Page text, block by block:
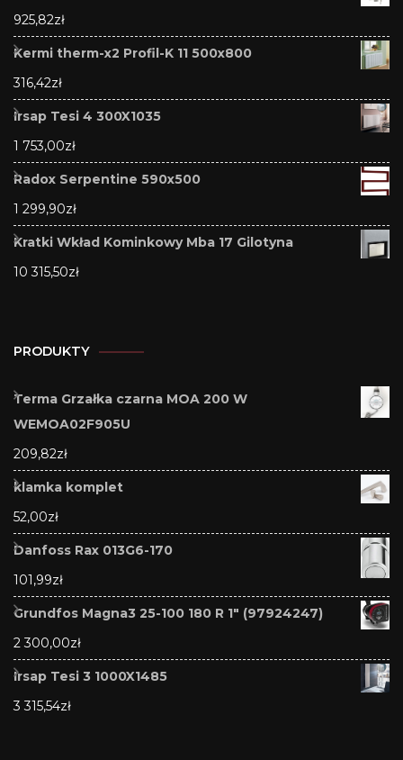
925,82zł
Kermi therm-x2 Profil-K 11 500x800
316,42zł
Irsap Tesi 4 300X1035
1 753,00zł
Radox Serpentine 590x500
1 299,90zł
Kratki Wkład Kominkowy Mba 17 Gilotyna
10 315,50zł
PRODUKTY
Terma Grzałka czarna MOA 200 W
WEMOA02F905U
209,82zł
klamka komplet
52,00zł
Danfoss Rax 013G6-170
101,99zł
Grundfos Magna3 25-100 180 R 1" (97924247)
2 300,00zł
Irsap Tesi 3 1000X1485
3 315,54zł